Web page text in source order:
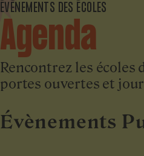
ÉVÈNEMENTS DES ÉCOLES
Agenda
Rencontrez les
portes ouvertes et
Évènements